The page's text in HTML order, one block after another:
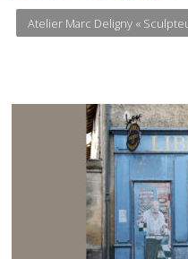
Atelier Marc Deligny «